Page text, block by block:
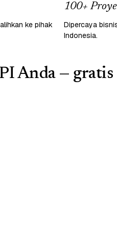
ke pihak
100+
Dipercaya
Indonesia.
Anda — gratis